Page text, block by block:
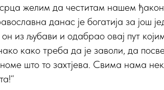
желим да честитам нашем
данас је богатија за још
из љубави и одабрао овај пут
како треба да је заволи, да
што то захтјева. Свима нама